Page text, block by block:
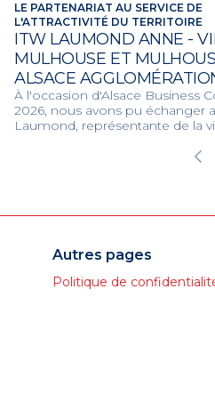
LE PARTENARIAT AU SERVICE DE
L'ATTRACTIVITÉ DU TERRITOIRE
ITW LAUMOND ANNE -
MULHOUSE ET
ALSACE
À l'occasion d'Alsace Business
2026, nous avons pu échanger
Laumond, représentante de la
projets structurants, les
qualité de vie des habitants.
Autres pages
Politique de